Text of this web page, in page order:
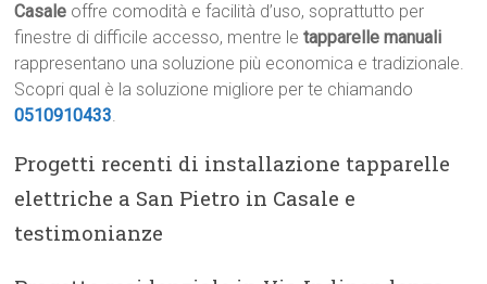
Casale offre comodità e facilità d’uso, soprattutto per
finestre di difficile accesso, mentre letapparelle manuali
rappresentano una soluzione più economica e tradizionale.
Scopri qual è la soluzione migliore per te chiamando
0510910433.
Progetti recenti di installazione tapparelle
elettriche a San Pietro in Casale e
testimonianze